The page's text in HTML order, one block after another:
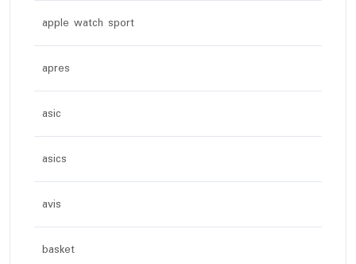
apple watch sport
apres
asic
asics
avis
basket